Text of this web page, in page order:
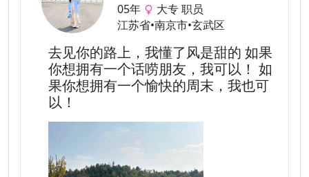
05年
大专 职员
江苏省•南京市•玄武区
去见你的路上，我懂了风是甜的 如果
你想拥有一个话唠朋友，我可以！ 如
果你想拥有一个愉快的周末，我也可
以！